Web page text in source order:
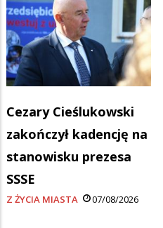
Cezary Cieślukowski
zakończył kadencję na
stanowisku prezesa
SSSE
Z ŻYCIA MIASTA 07/08/2026